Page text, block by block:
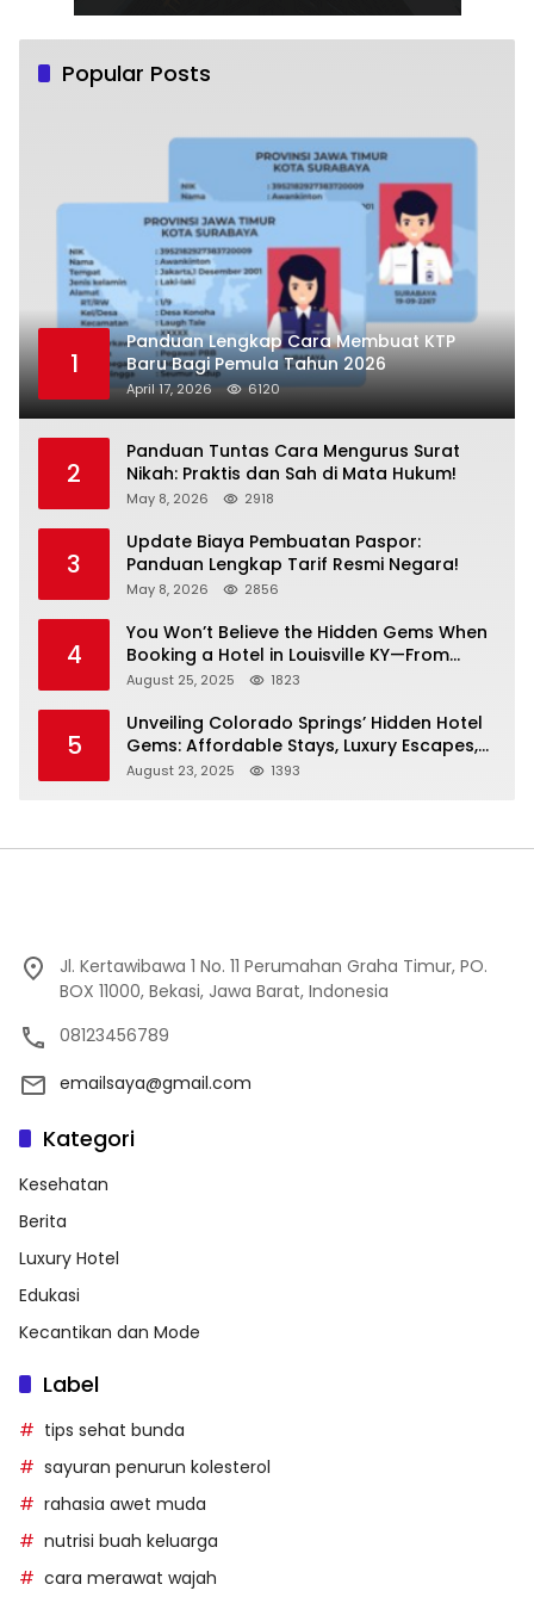
Popular Posts
1
Panduan Lengkap Cara Membuat KTP
Baru Bagi Pemula Tahun 2026
April 17, 2026 6120
2
Panduan Tuntas Cara Mengurus Surat
Nikah: Praktis dan Sah di Mata Hukum!
May 8, 2026 2918
3
Update Biaya Pembuatan Paspor:
Panduan Lengkap Tarif Resmi Negara!
May 8, 2026 2856
4
You Won’t Believe the Hidden Gems When
Booking a Hotel in Louisville KY—From
Cheap to Luxe!
August 25, 2025 1823
5
Unveiling Colorado Springs’ Hidden Hotel
Gems: Affordable Stays, Luxury Escapes,
and Everything In Between!
August 23, 2025 1393
Jl. Kertawibawa 1 No. 11 Perumahan Graha Timur, PO.
BOX 11000, Bekasi, Jawa Barat, Indonesia
08123456789
emailsaya@gmail.com
Kategori
Kesehatan
Berita
Luxury Hotel
Edukasi
Kecantikan dan Mode
Label
tips sehat bunda
sayuran penurun kolesterol
rahasia awet muda
nutrisi buah keluarga
cara merawat wajah